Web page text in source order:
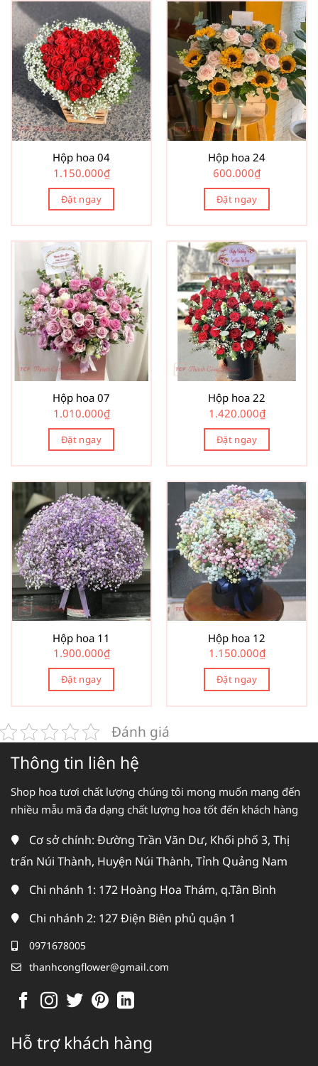
Hộp hoa 04
1.150.000₫
Đặt ngay
Hộp hoa 24
600.000₫
Đặt ngay
Hộp hoa 07
1.010.000₫
Đặt ngay
Hộp hoa 22
1.420.000₫
Đặt ngay
Hộp hoa 11
1.900.000₫
Đặt ngay
Hộp hoa 12
1.150.000₫
Đặt ngay
Đánh giá
Thông tin liên hệ
Shop hoa tươi chất lượng chúng tôi mong muốn mang đến
nhiều mẫu mã đa dạng chất lượng hoa tốt đến khách hàng
Cơ sở chính: Đường Trần Văn Dư, Khối phố 3, Thị
trấn Núi Thành, Huyện Núi Thành, Tỉnh Quảng Nam
Chi nhánh 1: 172 Hoàng Hoa Thám, q.Tân Bình
Chi nhánh 2: 127 Điện Biên phủ quận 1
0971678005
thanhcongflower@gmail.com
Hỗ trợ khách hàng